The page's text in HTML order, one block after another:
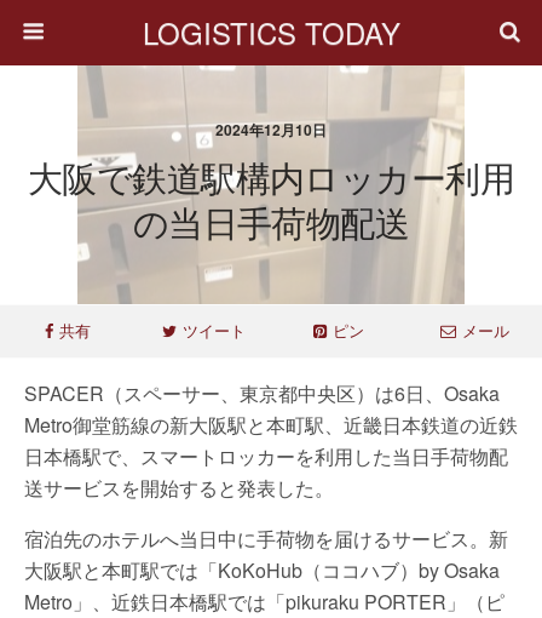
LOGISTICS TODAY
2024年12月10日
大阪で鉄道駅構内ロッカー利用
の当日手荷物配送
共有 ツイート ピン メール
SPACER（スペーサー、東京都中央区）は6日、Osaka
Metro御堂筋線の新大阪駅と本町駅、近畿日本鉄道の近鉄
日本橋駅で、スマートロッカーを利用した当日手荷物配
送サービスを開始すると発表した。
宿泊先のホテルへ当日中に手荷物を届けるサービス。新
大阪駅と本町駅では「KoKoHub（ココハブ）by Osaka
Metro」、近鉄日本橋駅では「pikuraku PORTER」（ピ